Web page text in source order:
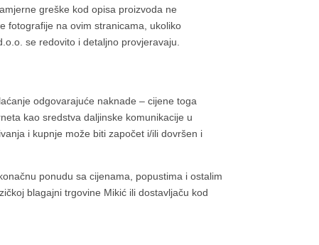
greške kod opisa proizvoda ne
fotografije na ovim stranicama, ukoliko
se redovito i detaljno provjeravaju.
odgovarajuće naknade – cijene toga
kao sredstva daljinske komunikacije u
i kupnje može biti započet i/ili dovršen i
ponudu sa cijenama, popustima i ostalim
blagajni trgovine Mikić ili dostavljaču kod